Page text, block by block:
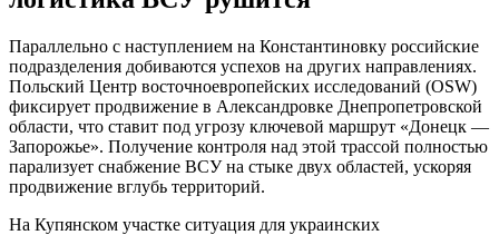
Параллельно с наступлением на Константиновку российские
подразделения добиваются успехов на других направлениях.
Польский Центр восточноевропейских исследований (OSW)
фиксирует продвижение в Александровке Днепропетровской
области, что ставит под угрозу ключевой маршрут «Донецк —
Запорожье». Получение контроля над этой трассой полностью
парализует снабжение ВСУ на стыке двух областей, ускоряя
продвижение вглубь территорий.
На Купянском участке ситуация для украинских